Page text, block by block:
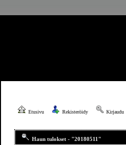
Etusivu Rekisteröidy Kirjaudu
Haun tulokset - "20180511"